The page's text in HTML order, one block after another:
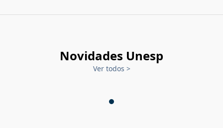
Novidades Unesp
Ver todos >